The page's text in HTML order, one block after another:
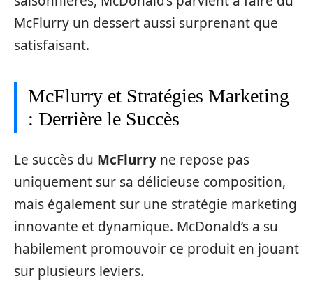
McFlurry un dessert aussi surprenant que
satisfaisant.
McFlurry et Stratégies Marketing
: Derrière le Succès
Le succès du McFlurry ne repose pas
uniquement sur sa délicieuse composition,
mais également sur une stratégie marketing
innovante et dynamique. McDonald’s a su
habilement promouvoir ce produit en jouant
sur plusieurs leviers.